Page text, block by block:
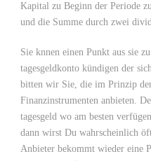
Kapital zu Beginn der Periode
und die Summe durch zwei
Sie knnen einen Punkt aus sie
tagesgeldkonto kündigen der
bitten wir Sie, die im Prinzip
Finanzinstrumenten anbieten.
tagesgeld wo am besten
dann wirst Du wahrscheinlich
Anbieter bekommt wieder eine